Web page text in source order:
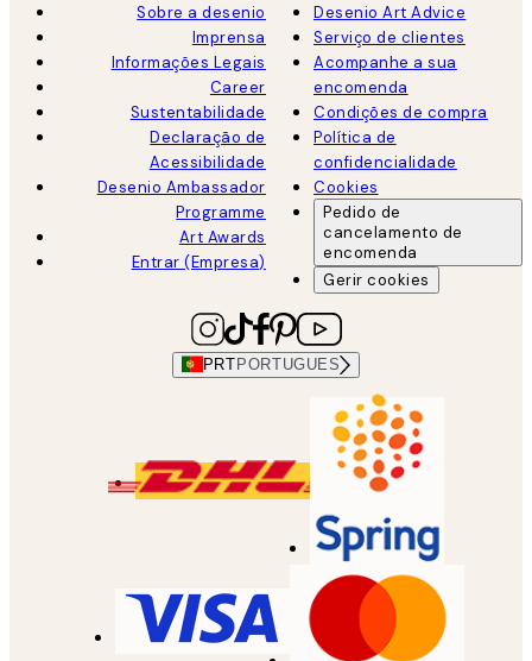
Sobre a desenio
Imprensa
Informações Legais
Career
Sustentabilidade
Declaração de
Acessibilidade
Desenio Ambassador
Programme
Art Awards
Entrar (Empresa)
Desenio Art Advice
Serviço de clientes
Acompanhe a sua
encomenda
Condições de compra
Política de
confidencialidade
Cookies
Pedido de
cancelamento de
encomenda
Gerir cookies
PRT PORTUGUES